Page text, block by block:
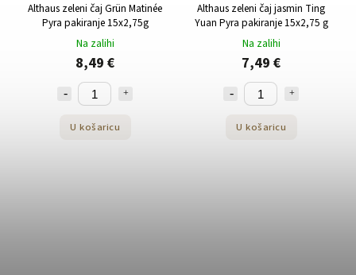
Althaus zeleni čaj Grün Matinée
Pyra pakiranje 15x2,75g
Na zalihi
8,49 €
U košaricu
Althaus zeleni čaj jasmin Ting
Yuan Pyra pakiranje 15x2,75 g
Na zalihi
7,49 €
U košaricu